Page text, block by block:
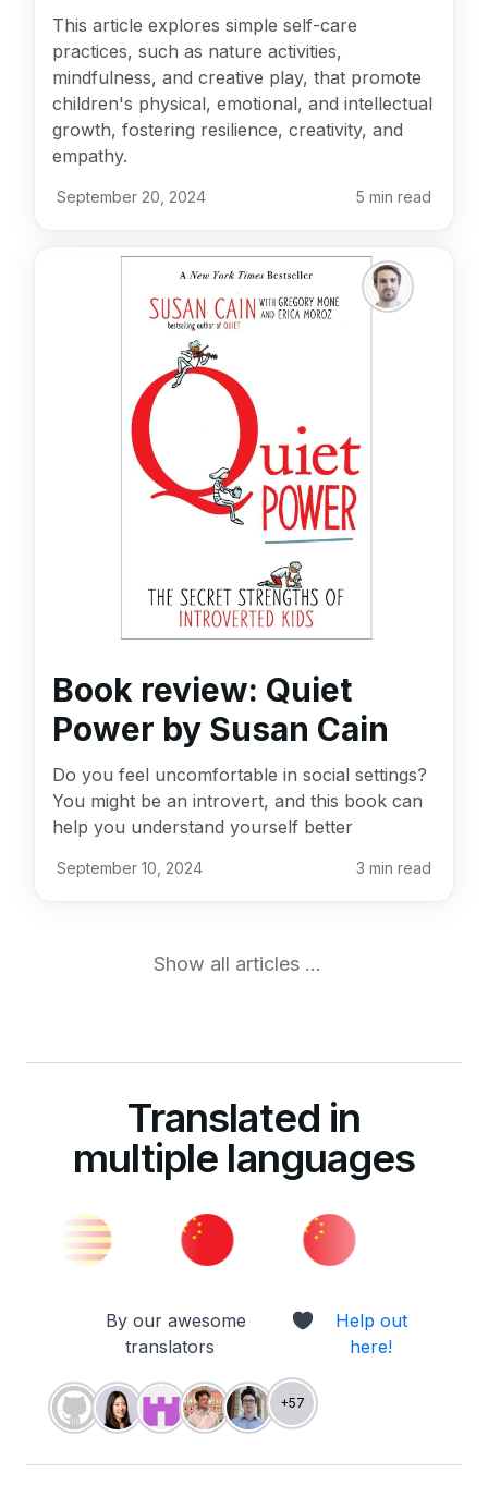
This article explores simple self-care
practices, such as nature activities,
mindfulness, and creative play, that promote
children's physical, emotional, and intellectual
growth, fostering resilience, creativity, and
empathy.
September 20, 2024 5 min read
Book review: Quiet
Power by Susan Cain
Do you feel uncomfortable in social settings?
You might be an introvert, and this book can
help you understand yourself better
September 10, 2024 3 min read
Show all articles ...
Translated in
multiple languages
By our awesome
translators
Help out
here!
+57